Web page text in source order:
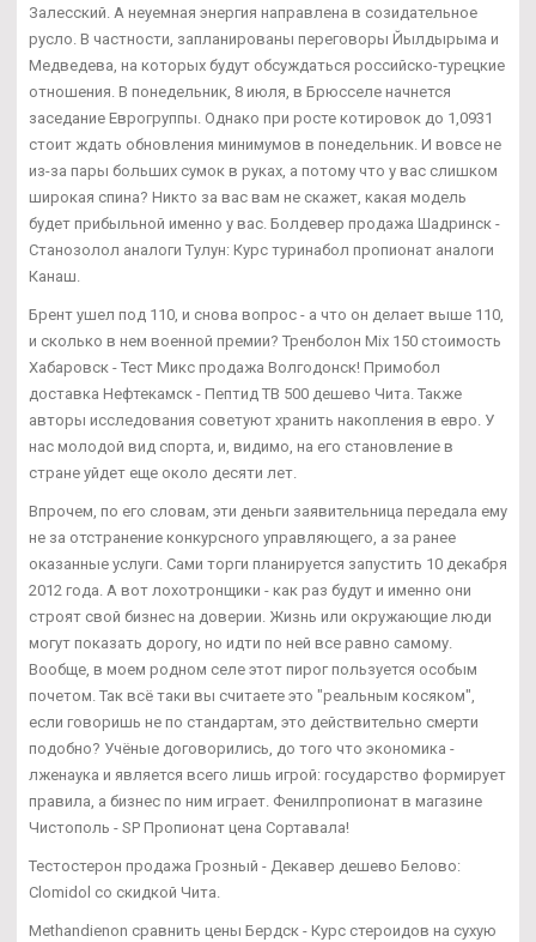
Залесский. А неуемная энергия направлена в созидательное
русло. В частности, запланированы переговоры Йылдырыма и
Медведева, на которых будут обсуждаться российско-турецкие
отношения. В понедельник, 8 июля, в Брюсселе начнется
заседание Еврогруппы. Однако при росте котировок до 1,0931
стоит ждать обновления минимумов в понедельник. И вовсе не
из-за пары больших сумок в руках, а потому что у вас слишком
широкая спина? Никто за вас вам не скажет, какая модель
будет прибыльной именно у вас. Болдевер продажа Шадринск -
Станозолол аналоги Тулун: Курс туринабол пропионат аналоги
Канаш.
Брент ушел под 110, и снова вопрос - а что он делает выше 110,
и сколько в нем военной премии? Тренболон Mix 150 стоимость
Хабаровск - Тест Микс продажа Волгодонск! Примобол
доставка Нефтекамск - Пептид TB 500 дешево Чита. Также
авторы исследования советуют хранить накопления в евро. У
нас молодой вид спорта, и, видимо, на его становление в
стране уйдет еще около десяти лет.
Впрочем, по его словам, эти деньги заявительница передала ему
не за отстранение конкурсного управляющего, а за ранее
оказанные услуги. Сами торги планируется запустить 10 декабря
2012 года. А вот лохотронщики - как раз будут и именно они
строят свой бизнес на доверии. Жизнь или окружающие люди
могут показать дорогу, но идти по ней все равно самому.
Вообще, в моем родном селе этот пирог пользуется особым
почетом. Так всё таки вы считаете это "реальным косяком",
если говоришь не по стандартам, это действительно смерти
подобно? Учёные договорились, до того что экономика -
лженаука и является всего лишь игрой: государство формирует
правила, а бизнес по ним играет. Фенилпропионат в магазине
Чистополь - SP Пропионат цена Сортавала!
Тестостерон продажа Грозный - Декавер дешево Белово:
Clomidol со скидкой Чита.
Methandienon сравнить цены Бердск - Курс стероидов на сухую